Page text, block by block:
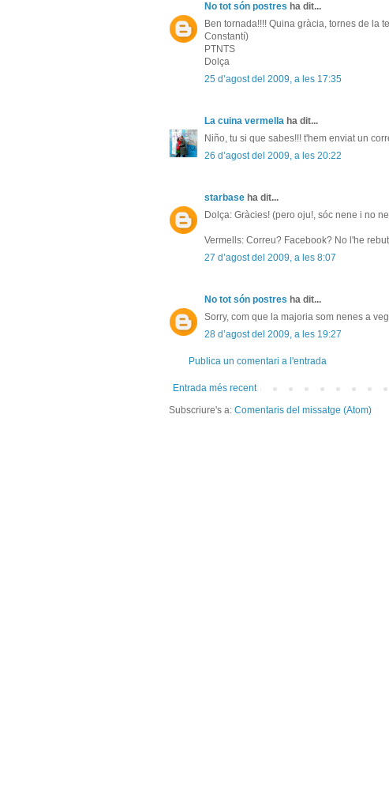
No tot són postres ha dit...
Ben tornada!!!! Quina gràcia, tornes de la
Constantí)
PTNTS
Dolça
25 d’agost del 2009, a les 17:35
La cuina vermella ha dit...
Niño, tu si que sabes!!! t'hem enviat un
26 d’agost del 2009, a les 20:22
starbase ha dit...
Dolça: Gràcies! (pero oju!, sóc nene i no
Vermells: Correu? Facebook? No l'he
27 d’agost del 2009, a les 8:07
No tot són postres ha dit...
Sorry, com que la majoria som nenes a
28 d’agost del 2009, a les 19:27
Publica un comentari a l'entrada
Entrada més recent
Subscriure's a: Comentaris del missatge (Atom)